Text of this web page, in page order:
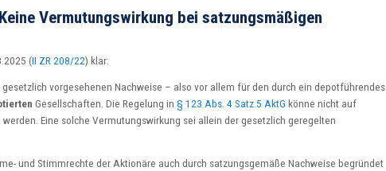
Vermutungswirkung bei satzungsmäßigen
(II ZR 208/22) klar:
vorgesehenen Nachweise – also vor allem für den durch ein depotführendes
Gesellschaften. Die Regelung in § 123 Abs. 4 Satz 5 AktG könne nicht auf
Eine solche Vermutungswirkung sei allein der gesetzlich geregelten
und Stimmrechte der Aktionäre auch durch satzungsgemäße Nachweise begründet